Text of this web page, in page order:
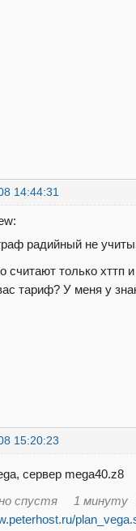
14:44:31
радийный не
считают только хттп
тариф? У меня у
15:20:23
сервер mega40.z8
спустя 1 минуту